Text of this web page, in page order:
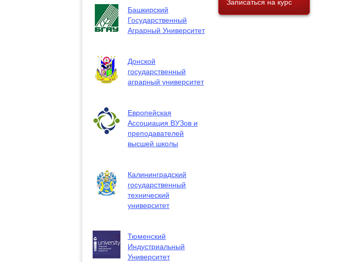
Башкирский
Государственный
Аграрный Университет
Донской
государственный
аграрный университет
Европейская
Ассоциация ВУЗов и
преподавателей
высшей школы
Калининградский
государственный
технический
университет
Тюменский
Индустриальный
Университет